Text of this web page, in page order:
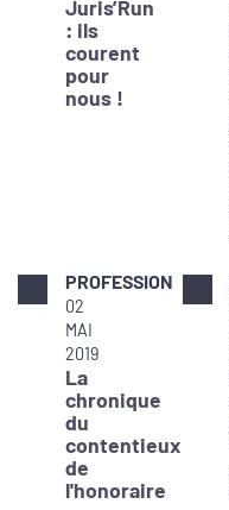
Juris’Run
: ils
courent
pour
nous !
PROFESSION
02
MAI
2019
La
chronique
du
contentieux
de
l'honoraire